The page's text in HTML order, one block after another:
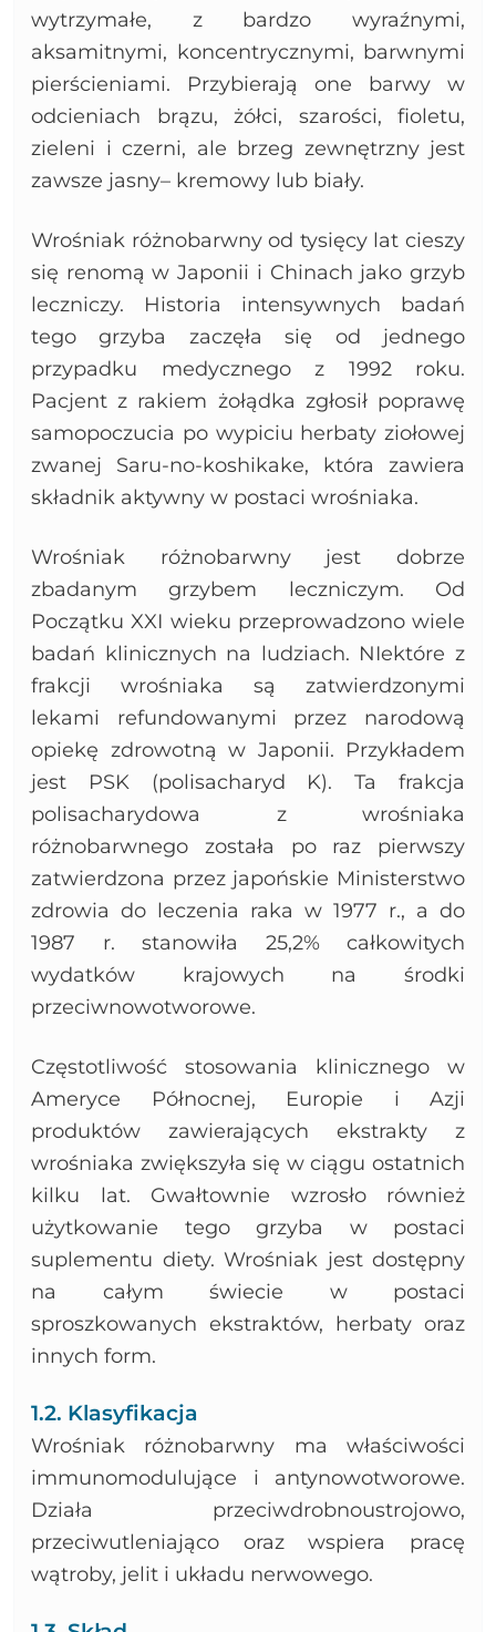
wytrzymałe, z bardzo wyraźnymi,
aksamitnymi, koncentrycznymi, barwnymi
pierścieniami. Przybierają one barwy w
odcieniach brązu, żółci, szarości, fioletu,
zieleni i czerni, ale brzeg zewnętrzny jest
zawsze jasny– kremowy lub biały.
Wrośniak różnobarwny od tysięcy lat cieszy
się renomą w Japonii i Chinach jako grzyb
leczniczy. Historia intensywnych badań
tego grzyba zaczęła się od jednego
przypadku medycznego z 1992 roku.
Pacjent z rakiem żołądka zgłosił poprawę
samopoczucia po wypiciu herbaty ziołowej
zwanej Saru-no-koshikake, która zawiera
składnik aktywny w postaci wrośniaka.
Wrośniak różnobarwny jest dobrze
zbadanym grzybem leczniczym. Od
Początku XXI wieku przeprowadzono wiele
badań klinicznych na ludziach. NIektóre z
frakcji wrośniaka są zatwierdzonymi
lekami refundowanymi przez narodową
opiekę zdrowotną w Japonii. Przykładem
jest PSK (polisacharyd K). Ta frakcja
polisacharydowa z wrośniaka
różnobarwnego została po raz pierwszy
zatwierdzona przez japońskie Ministerstwo
zdrowia do leczenia raka w 1977 r., a do
1987 r. stanowiła 25,2% całkowitych
wydatków krajowych na środki
przeciwnowotworowe.
Częstotliwość stosowania klinicznego w
Ameryce Północnej, Europie i Azji
produktów zawierających ekstrakty z
wrośniaka zwiększyła się w ciągu ostatnich
kilku lat. Gwałtownie wzrosło również
użytkowanie tego grzyba w postaci
suplementu diety. Wrośniak jest dostępny
na całym świecie w postaci
sproszkowanych ekstraktów, herbaty oraz
innych form.
1.2. Klasyfikacja
Wrośniak różnobarwny ma właściwości
immunomodulujące i antynowotworowe.
Działa przeciwdrobnoustrojowo,
przeciwutleniająco oraz wspiera pracę
wątroby, jelit i układu nerwowego.